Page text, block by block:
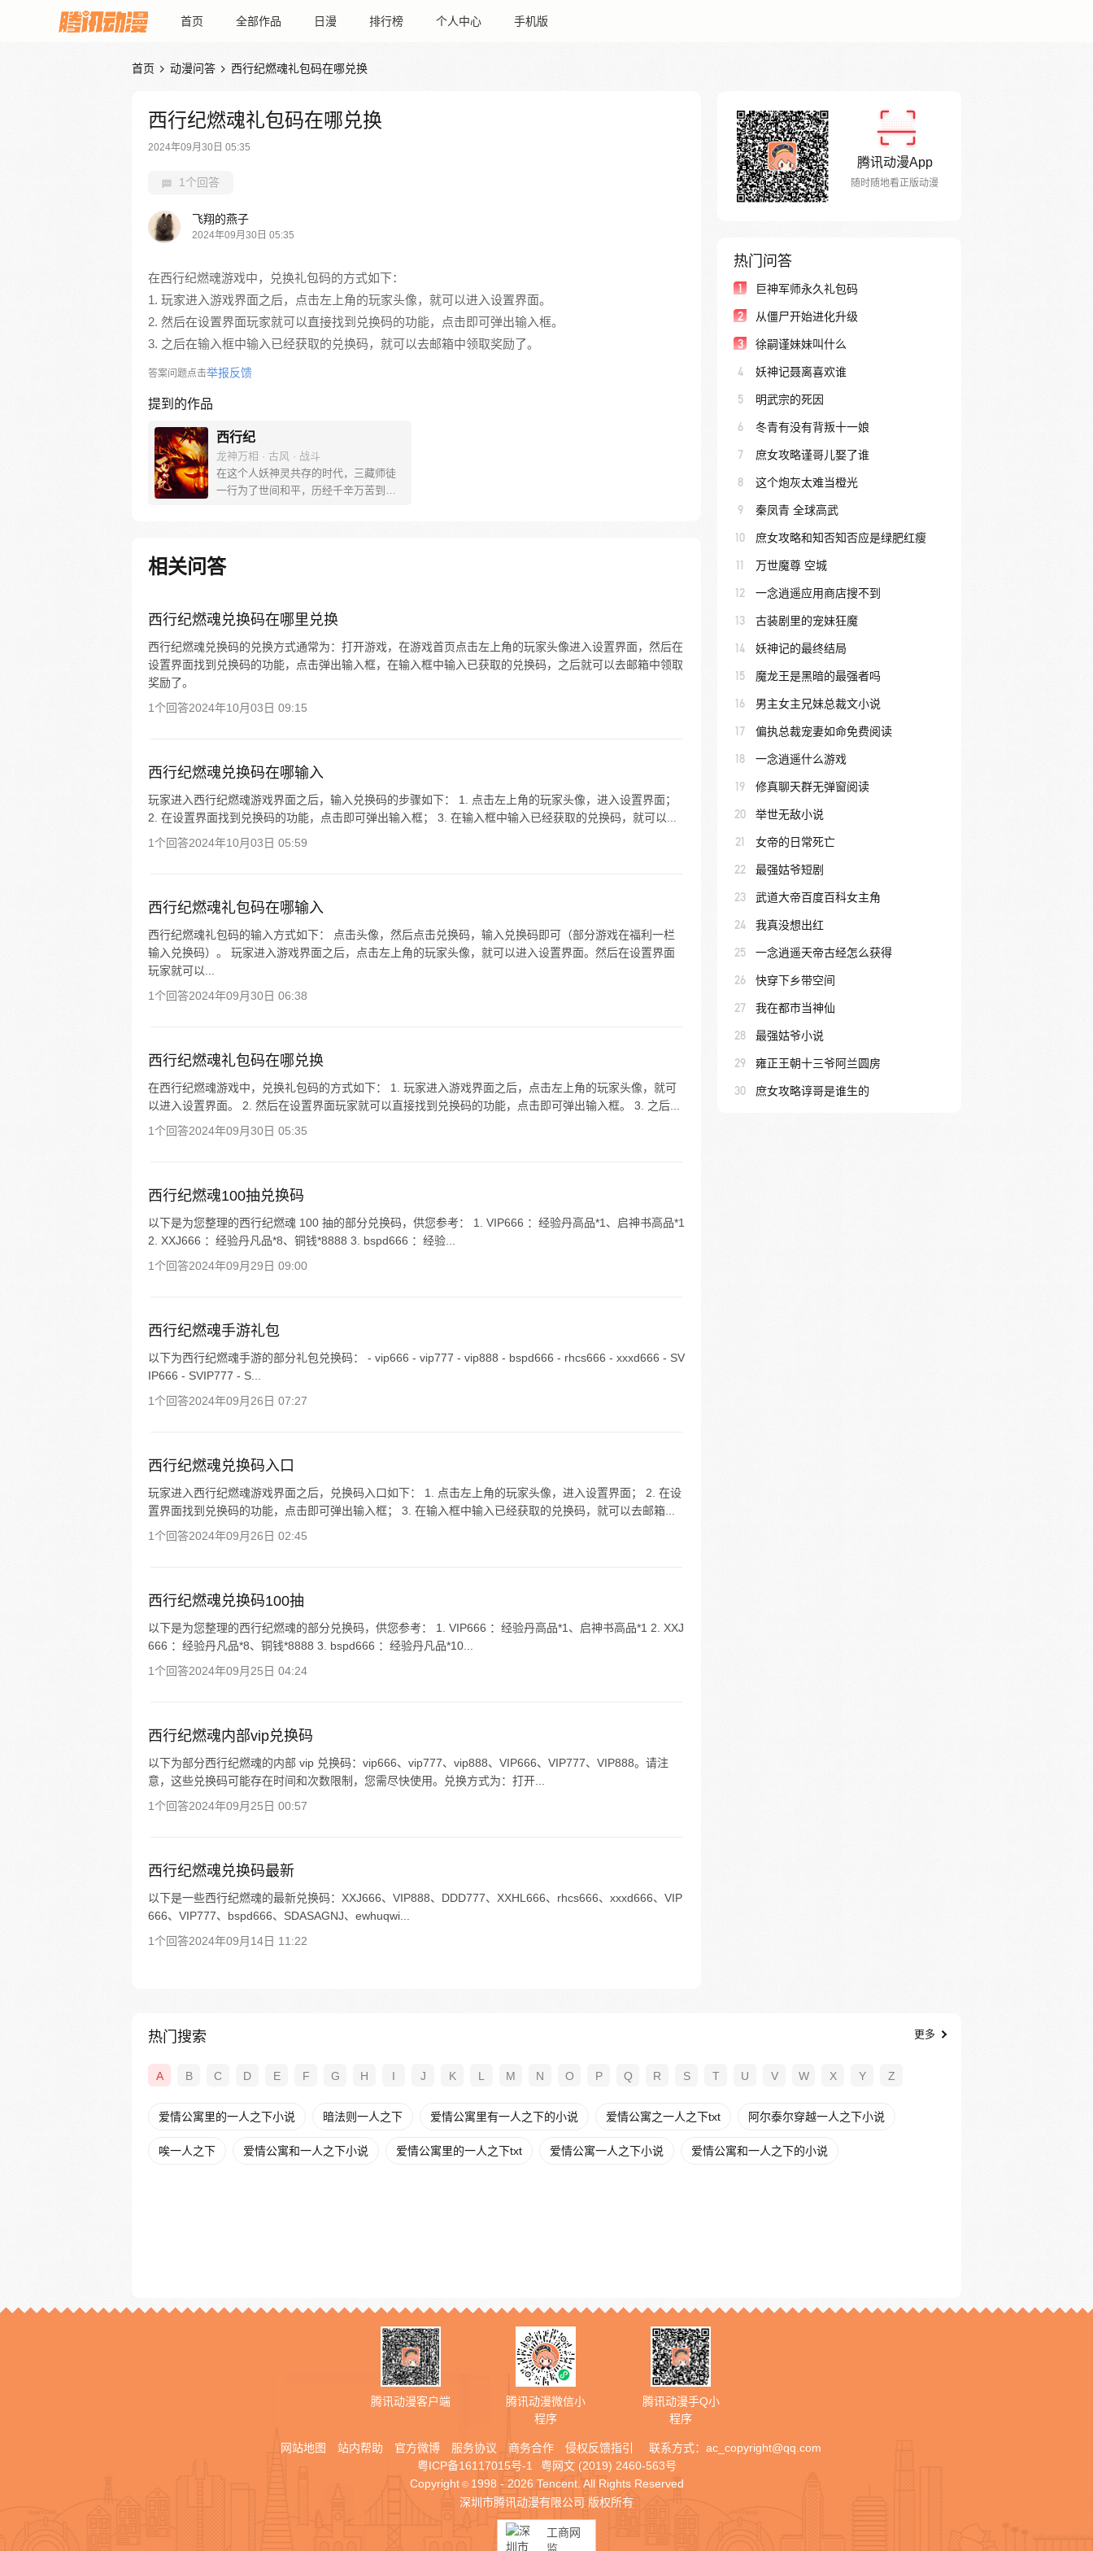
首页 全部作品 日漫 排行榜 个人中心 手机版
首页  动漫问答  西行纪燃魂礼包码在哪兑换
西行纪燃魂礼包码在哪兑换
2024年09月30日 05:35
1个回答
飞翔的燕子
2024年09月30日 05:35
在西行纪燃魂游戏中，兑换礼包码的方式如下：
1. 玩家进入游戏界面之后，点击左上角的玩家头像，就可以进入设置界面。
2. 然后在设置界面玩家就可以直接找到兑换码的功能，点击即可弹出输入框。
3. 之后在输入框中输入已经获取的兑换码，就可以去邮箱中领取奖励了。
答案问题点击举报反馈
提到的作品
西行纪
龙神万相 · 古风 · 战斗
在这个人妖神灵共存的时代，三藏师徒
一行为了世间和平，历经千辛万苦到达
位，小狼妖白狼不辞万难，找到唐三藏
大法师，和他一起重新寻回徒弟们，组
旅……
相关问答
西行纪燃魂兑换码在哪里兑换
西行纪燃魂兑换码的兑换方式通常为：打开游戏，在游戏首页点击左上角的玩家头像进入设置界面，然后在
设置界面找到兑换码的功能，点击弹出输入框，在输入框中输入已获取的兑换码，之后就可以去邮箱中领取
奖励了。
1个回答2024年10月03日 09:15
西行纪燃魂兑换码在哪输入
玩家进入西行纪燃魂游戏界面之后，输入兑换码的步骤如下： 1. 点击左上角的玩家头像，进入设置界面；
2. 在设置界面找到兑换码的功能，点击即可弹出输入框； 3. 在输入框中输入已经获取的兑换码，就可以...
1个回答2024年10月03日 05:59
西行纪燃魂礼包码在哪输入
西行纪燃魂礼包码的输入方式如下： 点击头像，然后点击兑换码，输入兑换码即可（部分游戏在福利一栏
输入兑换码）。 玩家进入游戏界面之后，点击左上角的玩家头像，就可以进入设置界面。然后在设置界面
玩家就可以...
1个回答2024年09月30日 06:38
西行纪燃魂礼包码在哪兑换
在西行纪燃魂游戏中，兑换礼包码的方式如下： 1. 玩家进入游戏界面之后，点击左上角的玩家头像，就可
以进入设置界面。 2. 然后在设置界面玩家就可以直接找到兑换码的功能，点击即可弹出输入框。 3. 之后...
1个回答2024年09月30日 05:35
西行纪燃魂100抽兑换码
以下是为您整理的西行纪燃魂 100 抽的部分兑换码，供您参考： 1. VIP666 ：经验丹高品*1、启神书高品*1
2. XXJ666 ：经验丹凡品*8、铜钱*8888 3. bspd666 ：经验...
1个回答2024年09月29日 09:00
西行纪燃魂手游礼包
以下为西行纪燃魂手游的部分礼包兑换码： - vip666 - vip777 - vip888 - bspd666 - rhcs666 - xxxd666 - SV
IP666 - SVIP777 - S...
1个回答2024年09月26日 07:27
西行纪燃魂兑换码入口
玩家进入西行纪燃魂游戏界面之后，兑换码入口如下： 1. 点击左上角的玩家头像，进入设置界面； 2. 在设
置界面找到兑换码的功能，点击即可弹出输入框； 3. 在输入框中输入已经获取的兑换码，就可以去邮箱...
1个回答2024年09月26日 02:45
西行纪燃魂兑换码100抽
以下是为您整理的西行纪燃魂的部分兑换码，供您参考： 1. VIP666 ：经验丹高品*1、启神书高品*1 2. XXJ
666 ：经验丹凡品*8、铜钱*8888 3. bspd666 ：经验丹凡品*10...
1个回答2024年09月25日 04:24
西行纪燃魂内部vip兑换码
以下为部分西行纪燃魂的内部 vip 兑换码：vip666、vip777、vip888、VIP666、VIP777、VIP888。请注
意，这些兑换码可能存在时间和次数限制，您需尽快使用。兑换方式为：打开...
1个回答2024年09月25日 00:57
西行纪燃魂兑换码最新
以下是一些西行纪燃魂的最新兑换码：XXJ666、VIP888、DDD777、XXHL666、rhcs666、xxxd666、VIP
666、VIP777、bspd666、SDASAGNJ、ewhuqwi...
1个回答2024年09月14日 11:22
腾讯动漫App
随时随地看正版动漫
热门问答
1 巨神军师永久礼包码
2 从僵尸开始进化升级
3 徐嗣谨妹妹叫什么
4 妖神记聂离喜欢谁
5 明武宗的死因
6 冬青有没有背叛十一娘
7 庶女攻略谨哥儿娶了谁
8 这个炮灰太难当橙光
9 秦凤青 全球高武
10 庶女攻略和知否知否应是绿肥红瘦
11 万世魔尊 空城
12 一念逍遥应用商店搜不到
13 古装剧里的宠妹狂魔
14 妖神记的最终结局
15 魔龙王是黑暗的最强者吗
16 男主女主兄妹总裁文小说
17 偏执总裁宠妻如命免费阅读
18 一念逍遥什么游戏
19 修真聊天群无弹窗阅读
20 举世无敌小说
21 女帝的日常死亡
22 最强姑爷短剧
23 武道大帝百度百科女主角
24 我真没想出红
25 一念逍遥天帝古经怎么获得
26 快穿下乡带空间
27 我在都市当神仙
28 最强姑爷小说
29 雍正王朝十三爷阿兰圆房
30 庶女攻略谆哥是谁生的
热门搜索 更多
A B C D E F G H I J K L M N O P Q R S T U V W X Y Z
爱情公寓里的一人之下小说 暗法则一人之下 爱情公寓里有一人之下的小说 爱情公寓之一人之下txt 阿尔泰尔穿越一人之下小说
唉一人之下 爱情公寓和一人之下小说 爱情公寓里的一人之下txt 爱情公寓一人之下小说 爱情公寓和一人之下的小说
腾讯动漫客户端
腾讯动漫微信小
程序
腾讯动漫手Q小
程序
网站地图 站内帮助 官方微博 服务协议 商务合作 侵权反馈指引 联系方式： ac_copyright@qq.com
粤ICP备16117015号-1
粤网文 (2019) 2460-563号
Copyright © 1998 - 2026 Tencent. All Rights Reserved
深圳市腾讯动漫有限公司 版权所有
工商网